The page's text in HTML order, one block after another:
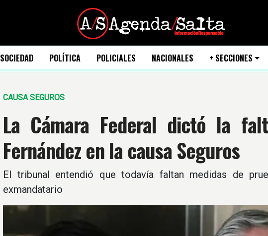
SOCIEDAD POLÍTICA POLICIALES NACIONALES + SECCIONES
CAUSA SEGUROS
La Cámara Federal dictó la
Fernández en la causa Seguros
El tribunal entendió que todavía faltan medidas de
exmandatario